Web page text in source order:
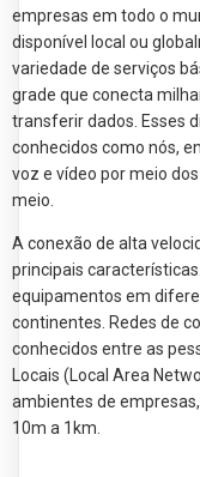
empresas em todo o
disponível local ou
variedade de serviços
grade que conecta
transferir dados. Esses
conhecidos como nós,
voz e vídeo por meio
meio.
A conexão de alta
principais
equipamentos em
continentes. Redes de
conhecidos entre as
Locais (Local Area
ambientes de
10m a 1km.